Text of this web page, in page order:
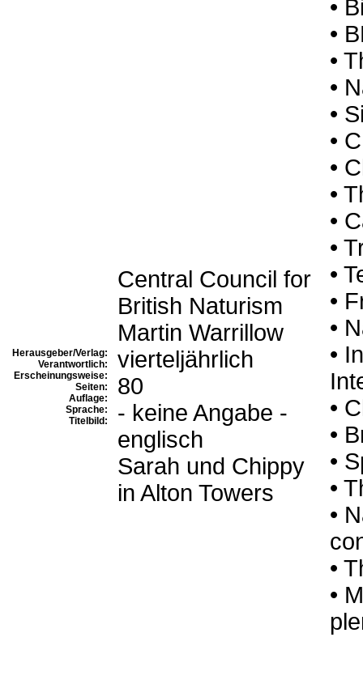
•
•
•
•
•
•
•
•
•
•
•
•
•
•
•
•
•
•
•
•
•
Herausgeber/Verlag:
Verantwortlich:
Erscheinungsweise:
Seiten:
Auflage:
Sprache:
Titelbild:
Central Council for
British Naturism
Martin Warrillow
vierteljährlich
80
- keine Angabe -
englisch
Sarah und Chippy
in Alton Towers